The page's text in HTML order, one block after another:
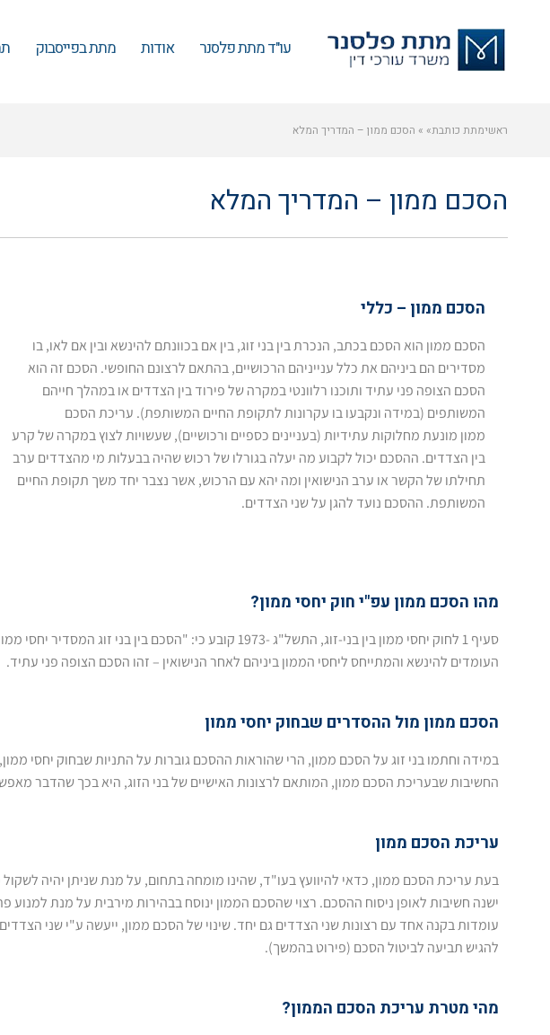
עו"ד מתת פלסנר אודות מתת בפייסבוק
ראשי »מתת כותבת » הסכם ממון – המדריך המלא
הסכם ממון – המדריך המלא
הסכם ממון – כללי
הסכם ממון הוא הסכם בכתב, הנכרת בין בני זוג, בין אם בכוונתם להינשא ובין אם לאו, בו
מסדירים הם ביניהם את כלל ענייניהם הרכושיים, בהתאם לרצונם החופשי. הסכם זה הוא
הסכם הצופה פני עתיד ותוכנו רלוונטי במקרה של פירוד בין הצדדים או במהלך חייהם
המשותפים (במידה ונקבעו בו עקרונות לתקופת החיים המשותפת). עריכת הסכם
ממון מונעת מחלוקות עתידיות (בעניינים כספיים ורכושיים), שעשויות לצוץ במקרה של קרע
בין הצדדים. ההסכם יכול לקבוע מה יעלה בגורלו של רכוש שהיה בבעלות מי מהצדדים ערב
תחילתו של הקשר או ערב הנישואין ומה יהא עם הרכוש, אשר נצבר יחד משך תקופת החיים
המשותפת. ההסכם נועד להגן על שני הצדדים.
מהו הסכם ממון עפ"י חוק יחסי ממון?
סעיף 1 לחוק יחסי ממון בין בני-זוג, התשל"ג -1973 קובע כי: "הסכם בין בני זוג המסדיר יחסי ממון שביניהם ושינויו של הסכם כזה, יהיו בכתב".
העומדים להינשא והמתייחס ליחסי הממון ביניהם לאחר הנישואין – זהו הסכם הצופה פני עתיד.
הסכם ממון מול ההסדרים שבחוק יחסי ממון
במידה וחתמו בני זוג על הסכם ממון, הרי שהוראות ההסכם גוברות על התניות שבחוק יחסי
החשיבות שבעריכת הסכם ממון, המותאם לרצונות האישיים של בני הזוג, היא בכך שהדבר
עריכת הסכם ממון
בעת עריכת הסכם ממון, כדאי להיוועץ בעו"ד, שהינו מומחה בתחום, על מנת שניתן יהיה
ישנה חשיבות לאופן ניסוח ההסכם. רצוי שהסכם הממון ינוסח בבהירות מירבית על מנת
עומדות בקנה אחד עם רצונות שני הצדדים גם יחד. שינוי של הסכם ממון, ייעשה ע"י שני
להגיש תביעה לביטול הסכם (פירוט בהמשך).
מהי מטרת עריכת הסכם הממון?